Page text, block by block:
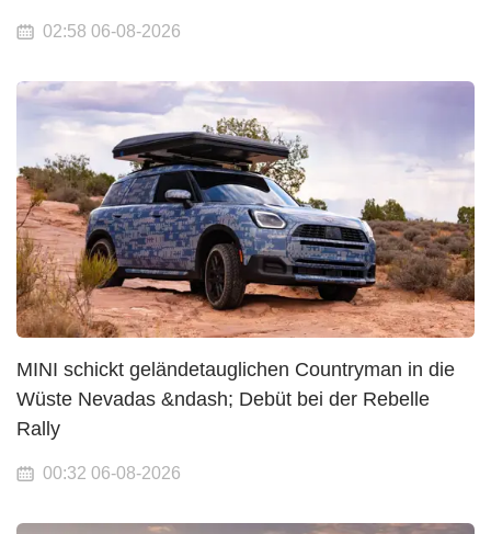
02:58 06-08-2026
MINI schickt geländetauglichen Countryman in die
Wüste Nevadas &ndash; Debüt bei der Rebelle
Rally
00:32 06-08-2026